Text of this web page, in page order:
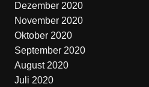
Dezember 2020
November 2020
Oktober 2020
September 2020
August 2020
Juli 2020